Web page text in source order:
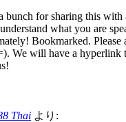
bunch for sharing this with
what you are
Bookmarked.
We will have a hyperlink
Thai より: